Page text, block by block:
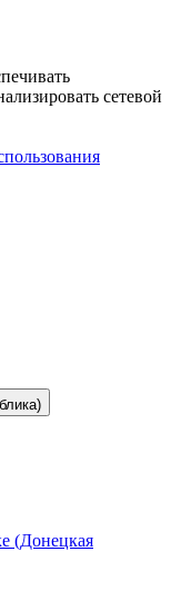
сетевой
(Донецкая